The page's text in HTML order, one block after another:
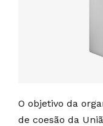
O objetivo da
de coesão da